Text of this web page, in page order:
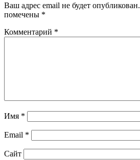
Ваш адрес email не будет опубликован.
помечены *
Комментарий *
Имя *
Email *
Сайт